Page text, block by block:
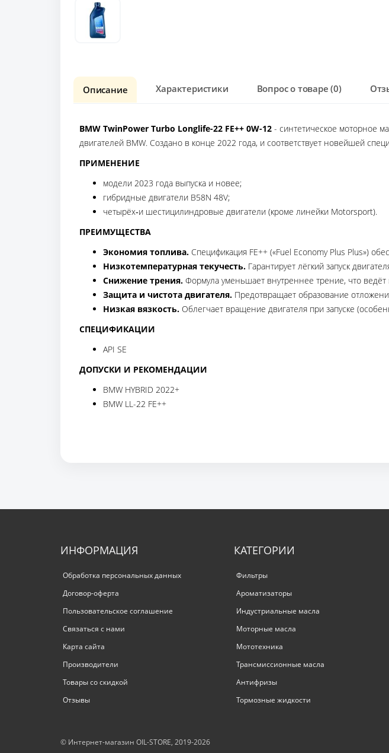
Описание Характеристики Вопрос о товаре (0)
BMW TwinPower Turbo Longlife-22 FE++ 0W-12 - синтетическое моторное
двигателей BMW. Создано в конце 2022 года, и соответствует новейшей
ПРИМЕНЕНИЕ
модели 2023 года выпуска и новее;
гибридные двигатели B58N 48V;
четырёх‑и шестицилиндровые двигатели (кроме линейки Motorsport).
ПРЕИМУЩЕСТВА
Экономия топлива. Спецификация FE++ («Fuel Economy Plus Plus»)
Низкотемпературная текучесть. Гарантирует лёгкий запуск
Снижение трения. Формула уменьшает внутреннее трение, что
Защита и чистота двигателя. Предотвращает образование
Низкая вязкость. Облегчает вращение двигателя при запуске
СПЕЦИФИКАЦИИ
API SE
ДОПУСКИ И РЕКОМЕНДАЦИИ
BMW HYBRID 2022+
BMW LL-22 FE++
ИНФОРМАЦИЯ
Обработка персональных данных
Договор-оферта
Пользовательское соглашение
Связаться с нами
Карта сайта
Производители
Товары со скидкой
Отзывы
КАТЕГОРИИ
Фильтры
Ароматизаторы
Индустриальные масла
Моторные масла
Мототехника
Трансмиссионные масла
Антифризы
Тормозные жидкости
© Интернет-магазин OIL-STORE, 2019-2026